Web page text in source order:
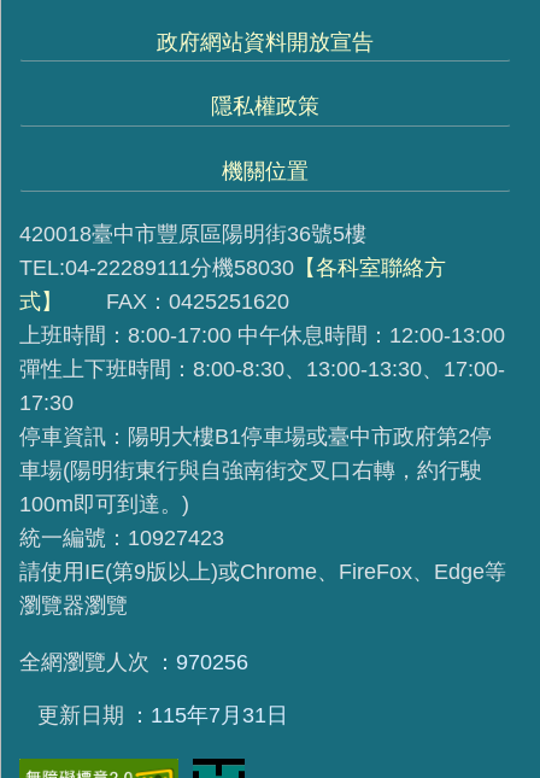
政府網站資料開放宣告
隱私權政策
機關位置
420018臺中市豐原區陽明街36號5樓
TEL:04-22289111分機58030 【各科室聯絡方
式】
FAX：0425251620
上班時間：8:00-17:00 中午休息時間：12:00-13:00
彈性上下班時間：8:00-8:30、13:00-13:30、17:00-
17:30
停車資訊：陽明大樓B1停車場或臺中市政府第2停
車場(陽明街東行與自強南街交叉口右轉，約行駛
100m即可到達。)
統一編號：10927423
請使用IE(第9版以上)或Chrome、FireFox、Edge等
瀏覽器瀏覽
全網瀏覽人次 970256
更新日期 115年7月31日